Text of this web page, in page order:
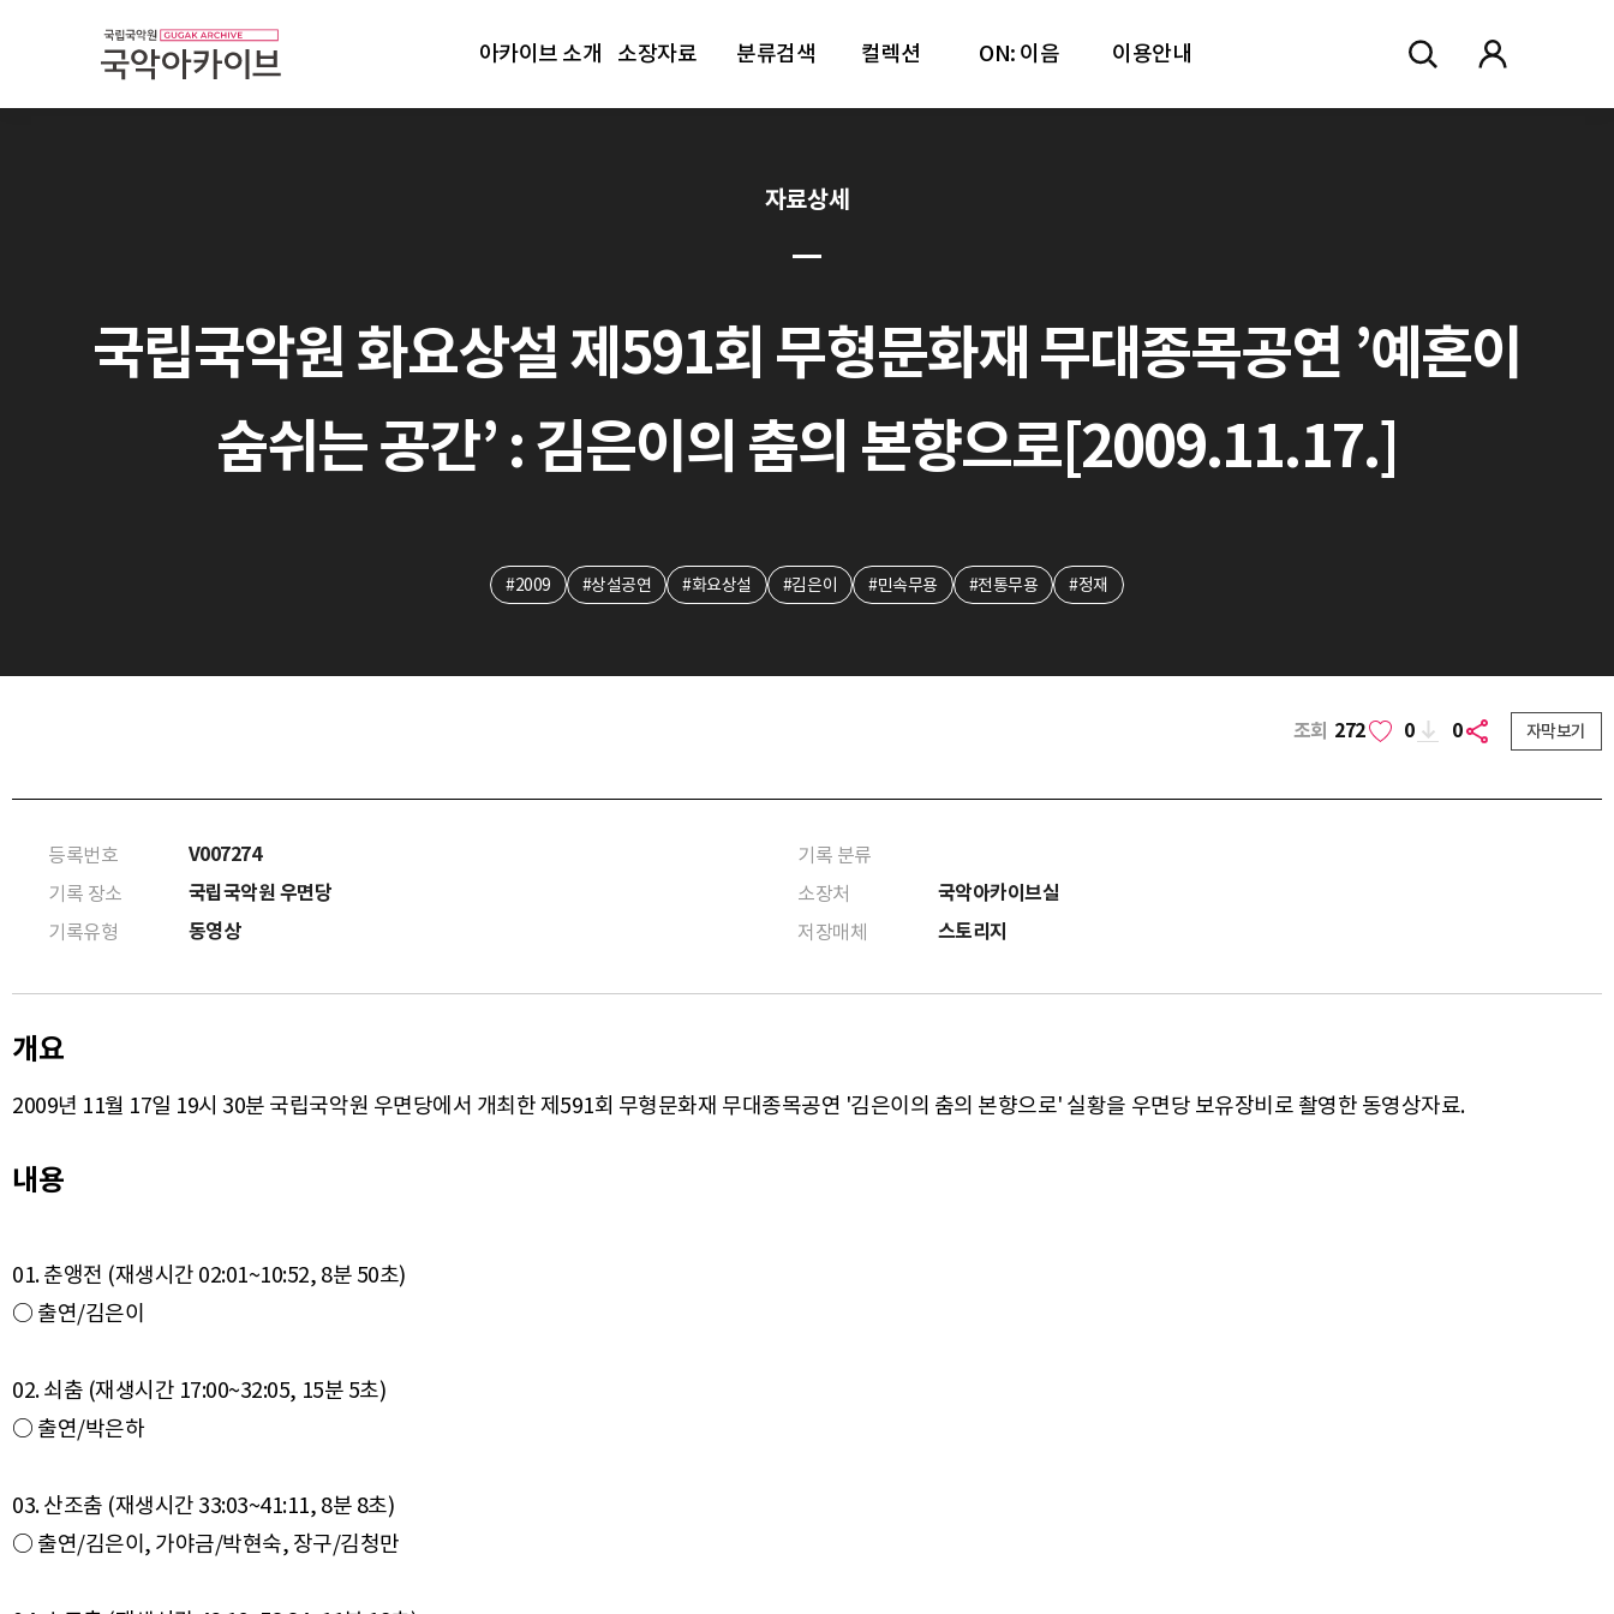
아카이브 소개 소장자료 분류검색 컬렉션 ON: 이음 이용안내
자료상세
국립국악원 화요상설 제591회 무형문화재 무대종목공연 ’예혼이
숨쉬는 공간’ : 김은이의 춤의 본향으로[2009.11.17.]
#2009 #상설공연 #화요상설 #김은이 #민속무용 #전통무용 #정재
조회 272 0 0 자막보기
등록번호 V007274
기록 분류
기록 장소
국립국악원 우면당 소장처 국악아카이브실
기록유형 동영상 저장매체 스토리지
개요
2009년 11월 17일 19시 30분 국립국악원 우면당에서 개최한 제591회 무형문화재 무대종목공연 '김은이의 춤의 본향으로' 실황을 우면당 보유장비로 촬영한 동영상자료.
내용
01. 춘앵전 (재생시간 02:01~10:52, 8분 50초)
○ 출연/김은이
02. 쇠춤 (재생시간 17:00~32:05, 15분 5초)
○ 출연/박은하
03. 산조춤 (재생시간 33:03~41:11, 8분 8초)
○ 출연/김은이, 가야금/박현숙, 장구/김청만